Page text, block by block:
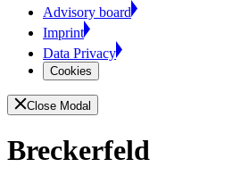
Advisory board
Imprint
Data Privacy
Cookies
Close Modal
Breckerfeld